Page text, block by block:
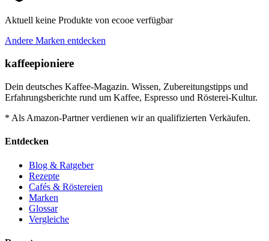
Aktuell keine Produkte von ecooe verfügbar
Andere Marken entdecken
kaffeepioniere
Dein deutsches Kaffee-Magazin. Wissen, Zubereitungstipps und
Erfahrungsberichte rund um Kaffee, Espresso und Rösterei-Kultur.
* Als Amazon-Partner verdienen wir an qualifizierten Verkäufen.
Entdecken
Blog & Ratgeber
Rezepte
Cafés & Röstereien
Marken
Glossar
Vergleiche